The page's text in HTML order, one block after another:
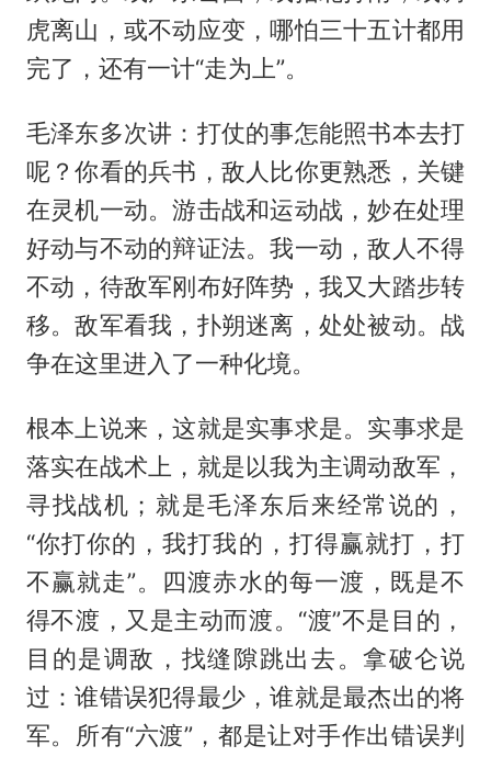
虎离山，或不动应变，哪怕三十五计都用
完了，还有一计“走为上”。
毛泽东多次讲：打仗的事怎能照书本去打
呢？你看的兵书，敌人比你更熟悉，关键
在灵机一动。游击战和运动战，妙在处理
好动与不动的辩证法。我一动，敌人不得
不动，待敌军刚布好阵势，我又大踏步转
移。敌军看我，扑朔迷离，处处被动。战
争在这里进入了一种化境。
根本上说来，这就是实事求是。实事求是
落实在战术上，就是以我为主调动敌军，
寻找战机；就是毛泽东后来经常说的，
“你打你的，我打我的，打得赢就打，打
不赢就走”。四渡赤水的每一渡，既是不
得不渡，又是主动而渡。“渡”不是目的，
目的是调敌，找缝隙跳出去。拿破仑说
过：谁错误犯得最少，谁就是最杰出的将
军。所有“六渡”，都是让对手作出错误判